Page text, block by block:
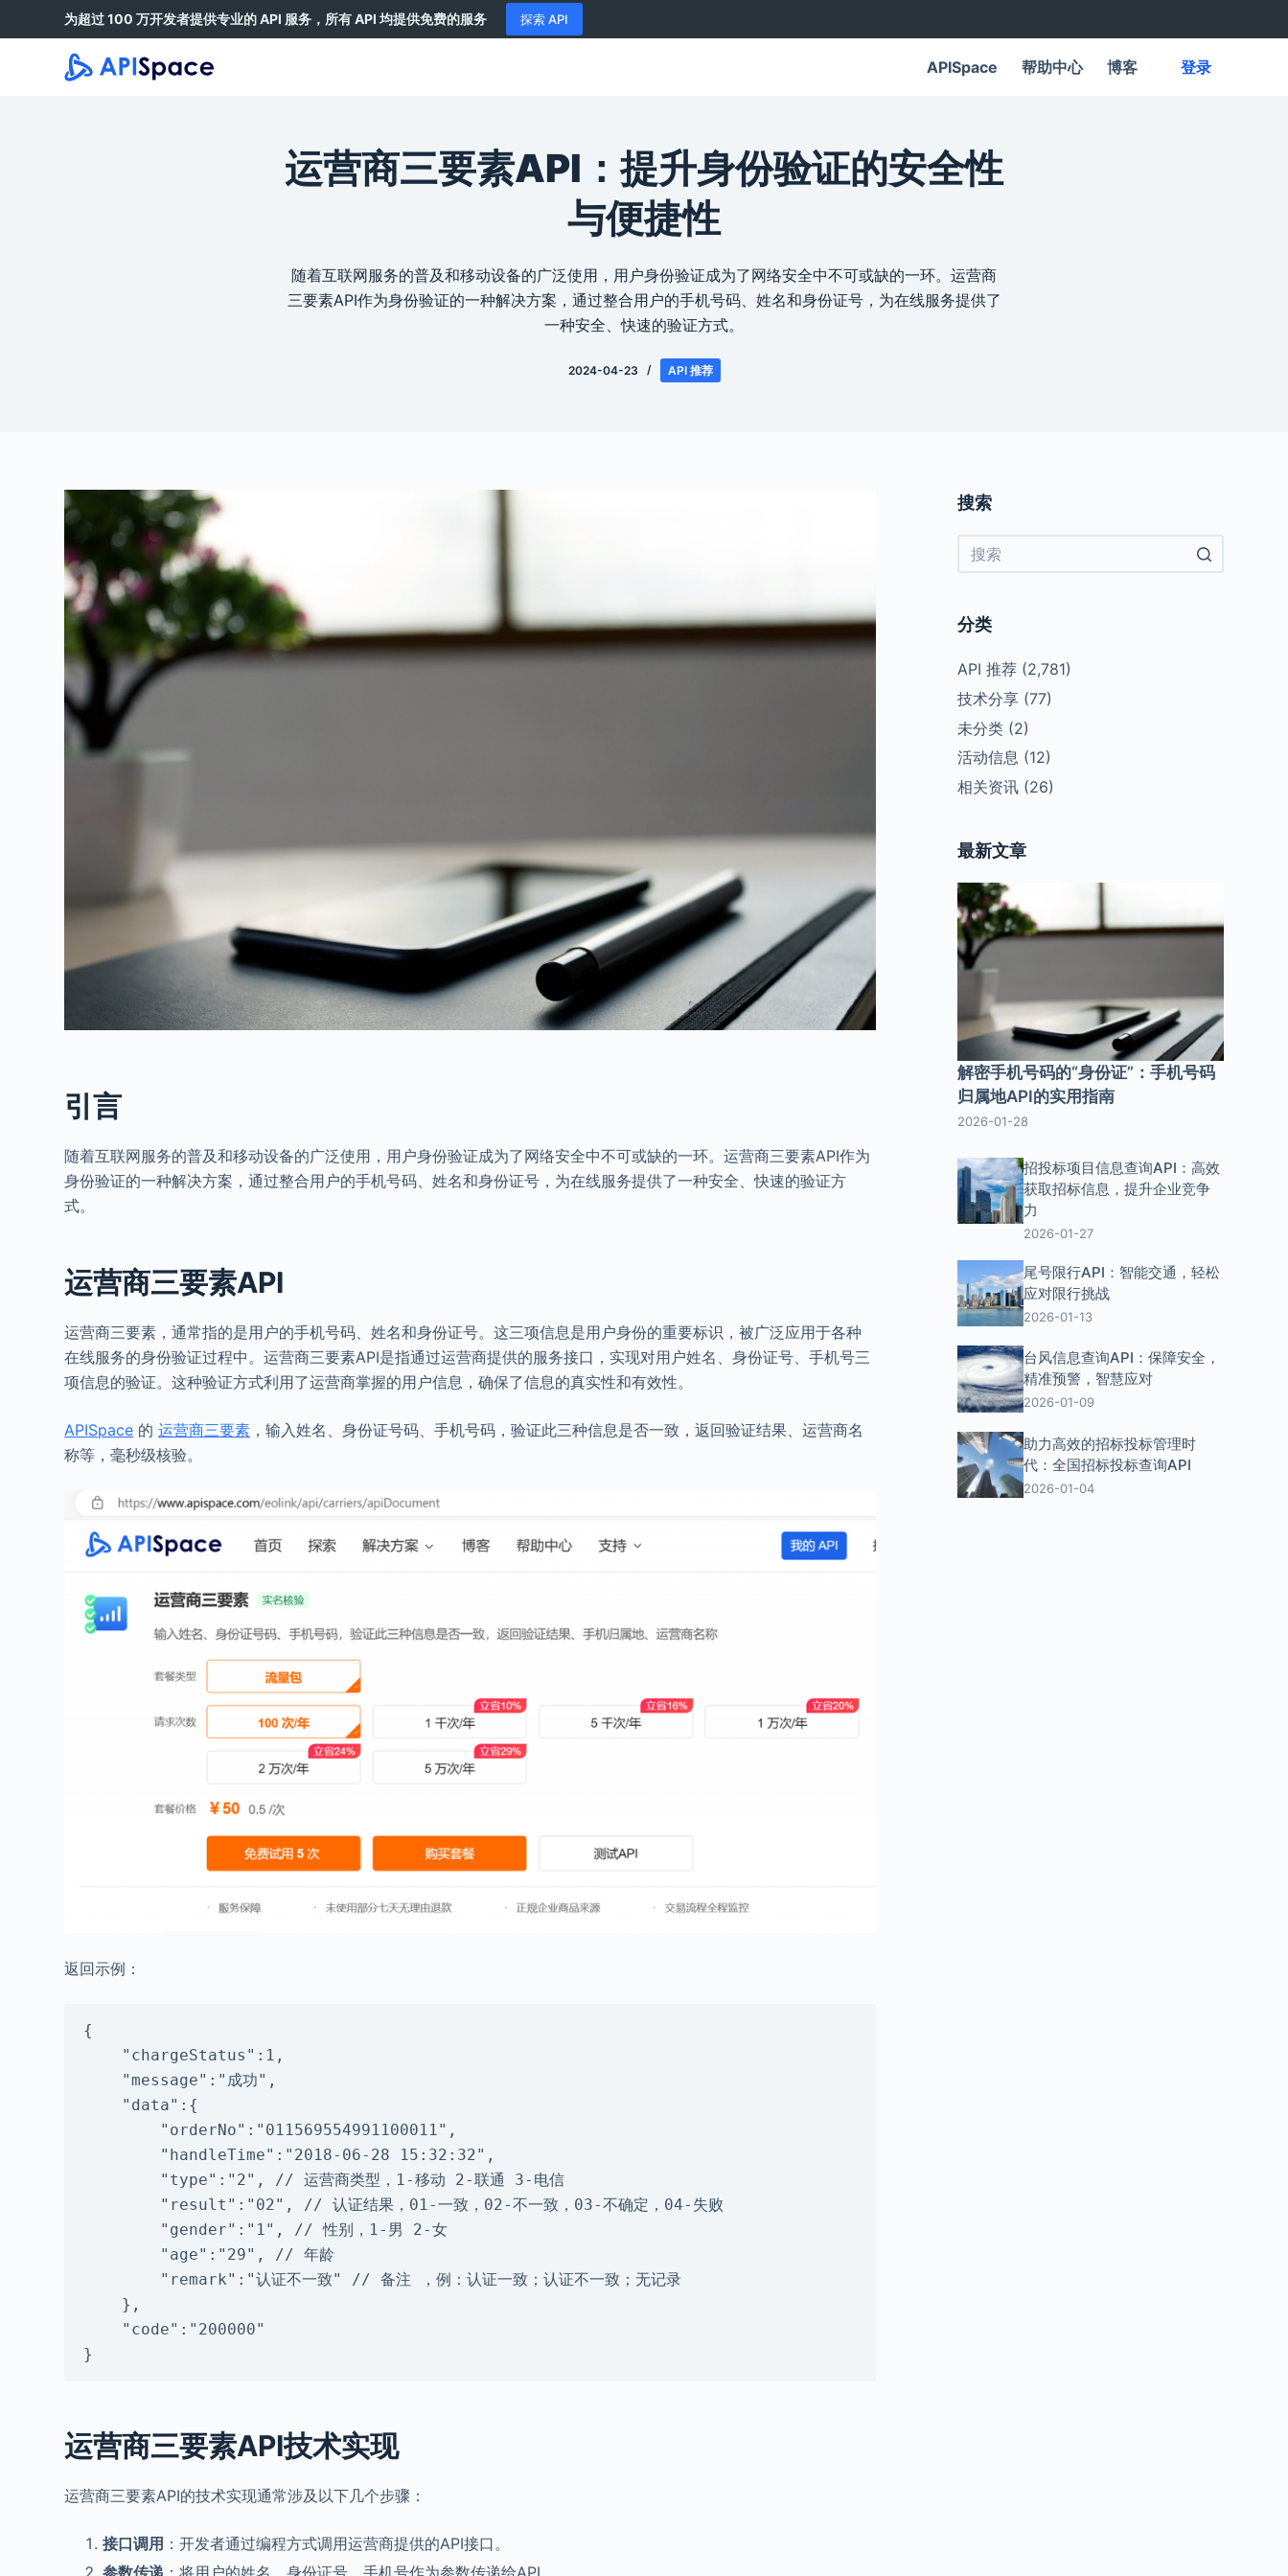
为超过 100 万开发者提供专业的 API 服务，所有 API 均提供免费的服务 探索 API
APISpace 帮助中心 博客 登录
运营商三要素API：提升身份验证的安全性
与便捷性
随着互联网服务的普及和移动设备的广泛使用，用户身份验证成为了网络安全中不可或缺的一环。运营商
三要素API作为身份验证的一种解决方案，通过整合用户的手机号码、姓名和身份证号，为在线服务提供了
一种安全、快速的验证方式。
2024-04-23 API 推荐
引言
随着互联网服务的普及和移动设备的广泛使用，用户身份验证成为了网络安全中不可或缺的一环。运营商三要素API作为
身份验证的一种解决方案，通过整合用户的手机号码、姓名和身份证号，为在线服务提供了一种安全、快速的验证方
式。
运营商三要素API
运营商三要素，通常指的是用户的手机号码、姓名和身份证号。这三项信息是用户身份的重要标识，被广泛应用于各种
在线服务的身份验证过程中。运营商三要素API是指通过运营商提供的服务接口，实现对用户姓名、身份证号、手机号三
项信息的验证。这种验证方式利用了运营商掌握的用户信息，确保了信息的真实性和有效性。
APISpace 的运营商三要素 ，输入姓名、身份证号码、手机号码，验证此三种信息是否一致，返回验证结果、运营商名
称等，毫秒级核验。
返回示例：
{
}
运营商三要素API技术实现
运营商三要素API的技术实现通常涉及以下几个步骤：
接口调用 ：开发者通过编程方式调用运营商提供的API接口。
搜索
分类
API 推荐(2,781)
技术分享(77)
未分类(2)
活动信息 (12)
相关资讯(26)
最新文章
解密手机号码的“身份证”：手机号码
归属地API的实用指南
2026-01-28
招投标项目信息查询API：高效
获取招标信息，提升企业竞争
力
2026-01-27
尾号限行API：智能交通，轻松
应对限行挑战
2026-01-13
台风信息查询API：保障安全，
精准预警，智慧应对
2026-01-09
助力高效的招标投标管理时
代：全国招标投标查询API
2026-01-04